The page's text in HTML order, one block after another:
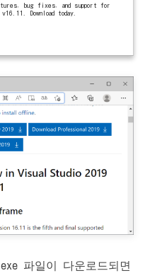
bug fixes, and support for
Download today.
파일이 다운로드되면